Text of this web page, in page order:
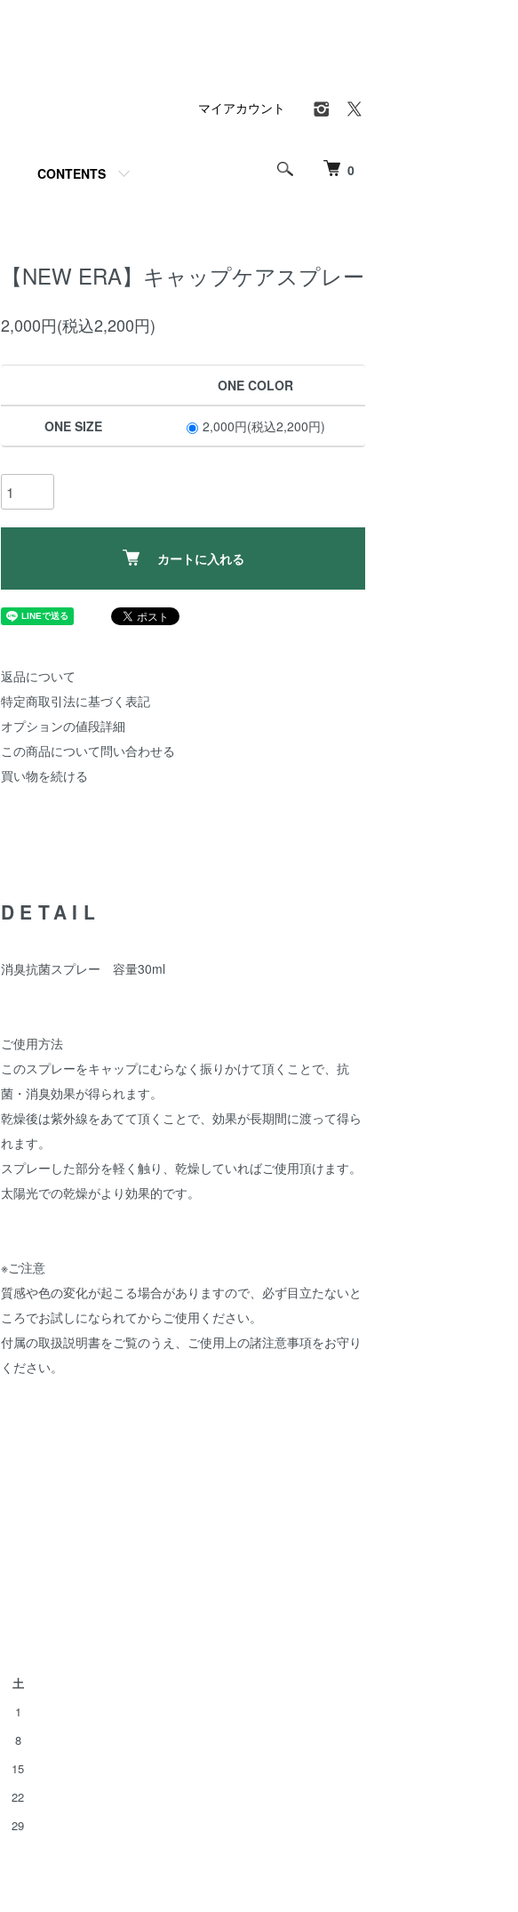
0
CONTENTS
マイアカウント
【NEW ERA】キャップケアスプレー
2,000円(税込2,200円)
ONE COLOR
ONE SIZE 2,000円(税込2,200円)
カートに入れる
返品について
特定商取引法に基づく表記
オプションの値段詳細
この商品について問い合わせる
買い物を続ける
DETAIL
消臭抗菌スプレー 容量30ml
ご使用方法
このスプレーをキャップにむらなく振りかけて頂くことで、抗
菌・消臭効果が得られます。
乾燥後は紫外線をあてて頂くことで、効果が長期間に渡って得ら
れます。
スプレーした部分を軽く触り、乾燥していればご使用頂けます。
太陽光での乾燥がより効果的です。
※ご注意
質感や色の変化が起こる場合がありますので、必ず目立たないと
ころでお試しになられてからご使用ください。
付属の取扱説明書をご覧のうえ、ご使用上の諸注意事項をお守り
ください。
土
1
8
15
22
29